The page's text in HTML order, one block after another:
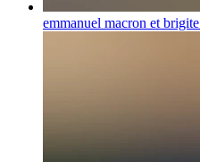
emmanuel macron et brigite